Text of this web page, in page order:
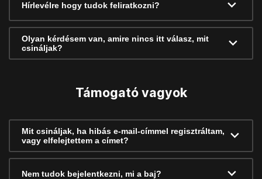
Hírlevélre hogy tudok feliratkozni?
Olyan kérdésem van, amire nincs itt válasz, mit
csináljak?
Támogató vagyok
Mit csináljak, ha hibás e-mail-címmel regisztráltam,
vagy elfelejtettem a címet?
Nem tudok bejelentkezni, mi a baj?